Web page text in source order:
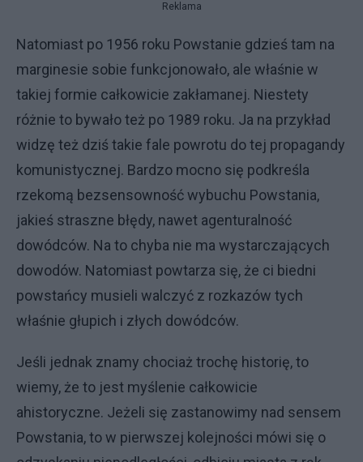
Reklama
Natomiast po 1956 roku Powstanie gdzieś tam na
marginesie sobie funkcjonowało, ale właśnie w
takiej formie całkowicie zakłamanej. Niestety
różnie to bywało też po 1989 roku. Ja na przykład
widzę też dziś takie fale powrotu do tej propagandy
komunistycznej. Bardzo mocno się podkreśla
rzekomą bezsensowność wybuchu Powstania,
jakieś straszne błędy, nawet agenturalność
dowódców. Na to chyba nie ma wystarczających
dowodów. Natomiast powtarza się, że ci biedni
powstańcy musieli walczyć z rozkazów tych
właśnie głupich i złych dowódców.
Jeśli jednak znamy chociaż trochę historię, to
wiemy, że to jest myślenie całkowicie
ahistoryczne. Jeżeli się zastanowimy nad sensem
Powstania, to w pierwszej kolejności mówi się o